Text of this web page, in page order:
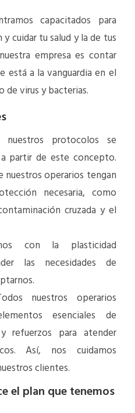
capacitados para
cuidar tu salud y la de tus
empresa es contar
está a la vanguardia en el
virus y bacterias.
nuestros protocolos se
partir de este concepto.
nuestros operarios tengan
necesaria, como
cruzada y el
con la plasticidad
las necesidades de
nuestros operarios
esenciales de
refuerzos para atender
Así, nos cuidamos
clientes.
el plan que tenemos